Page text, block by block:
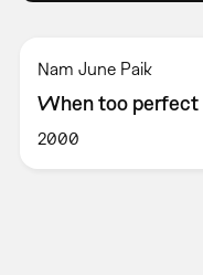
Nam June Paik
When too perfect
2000